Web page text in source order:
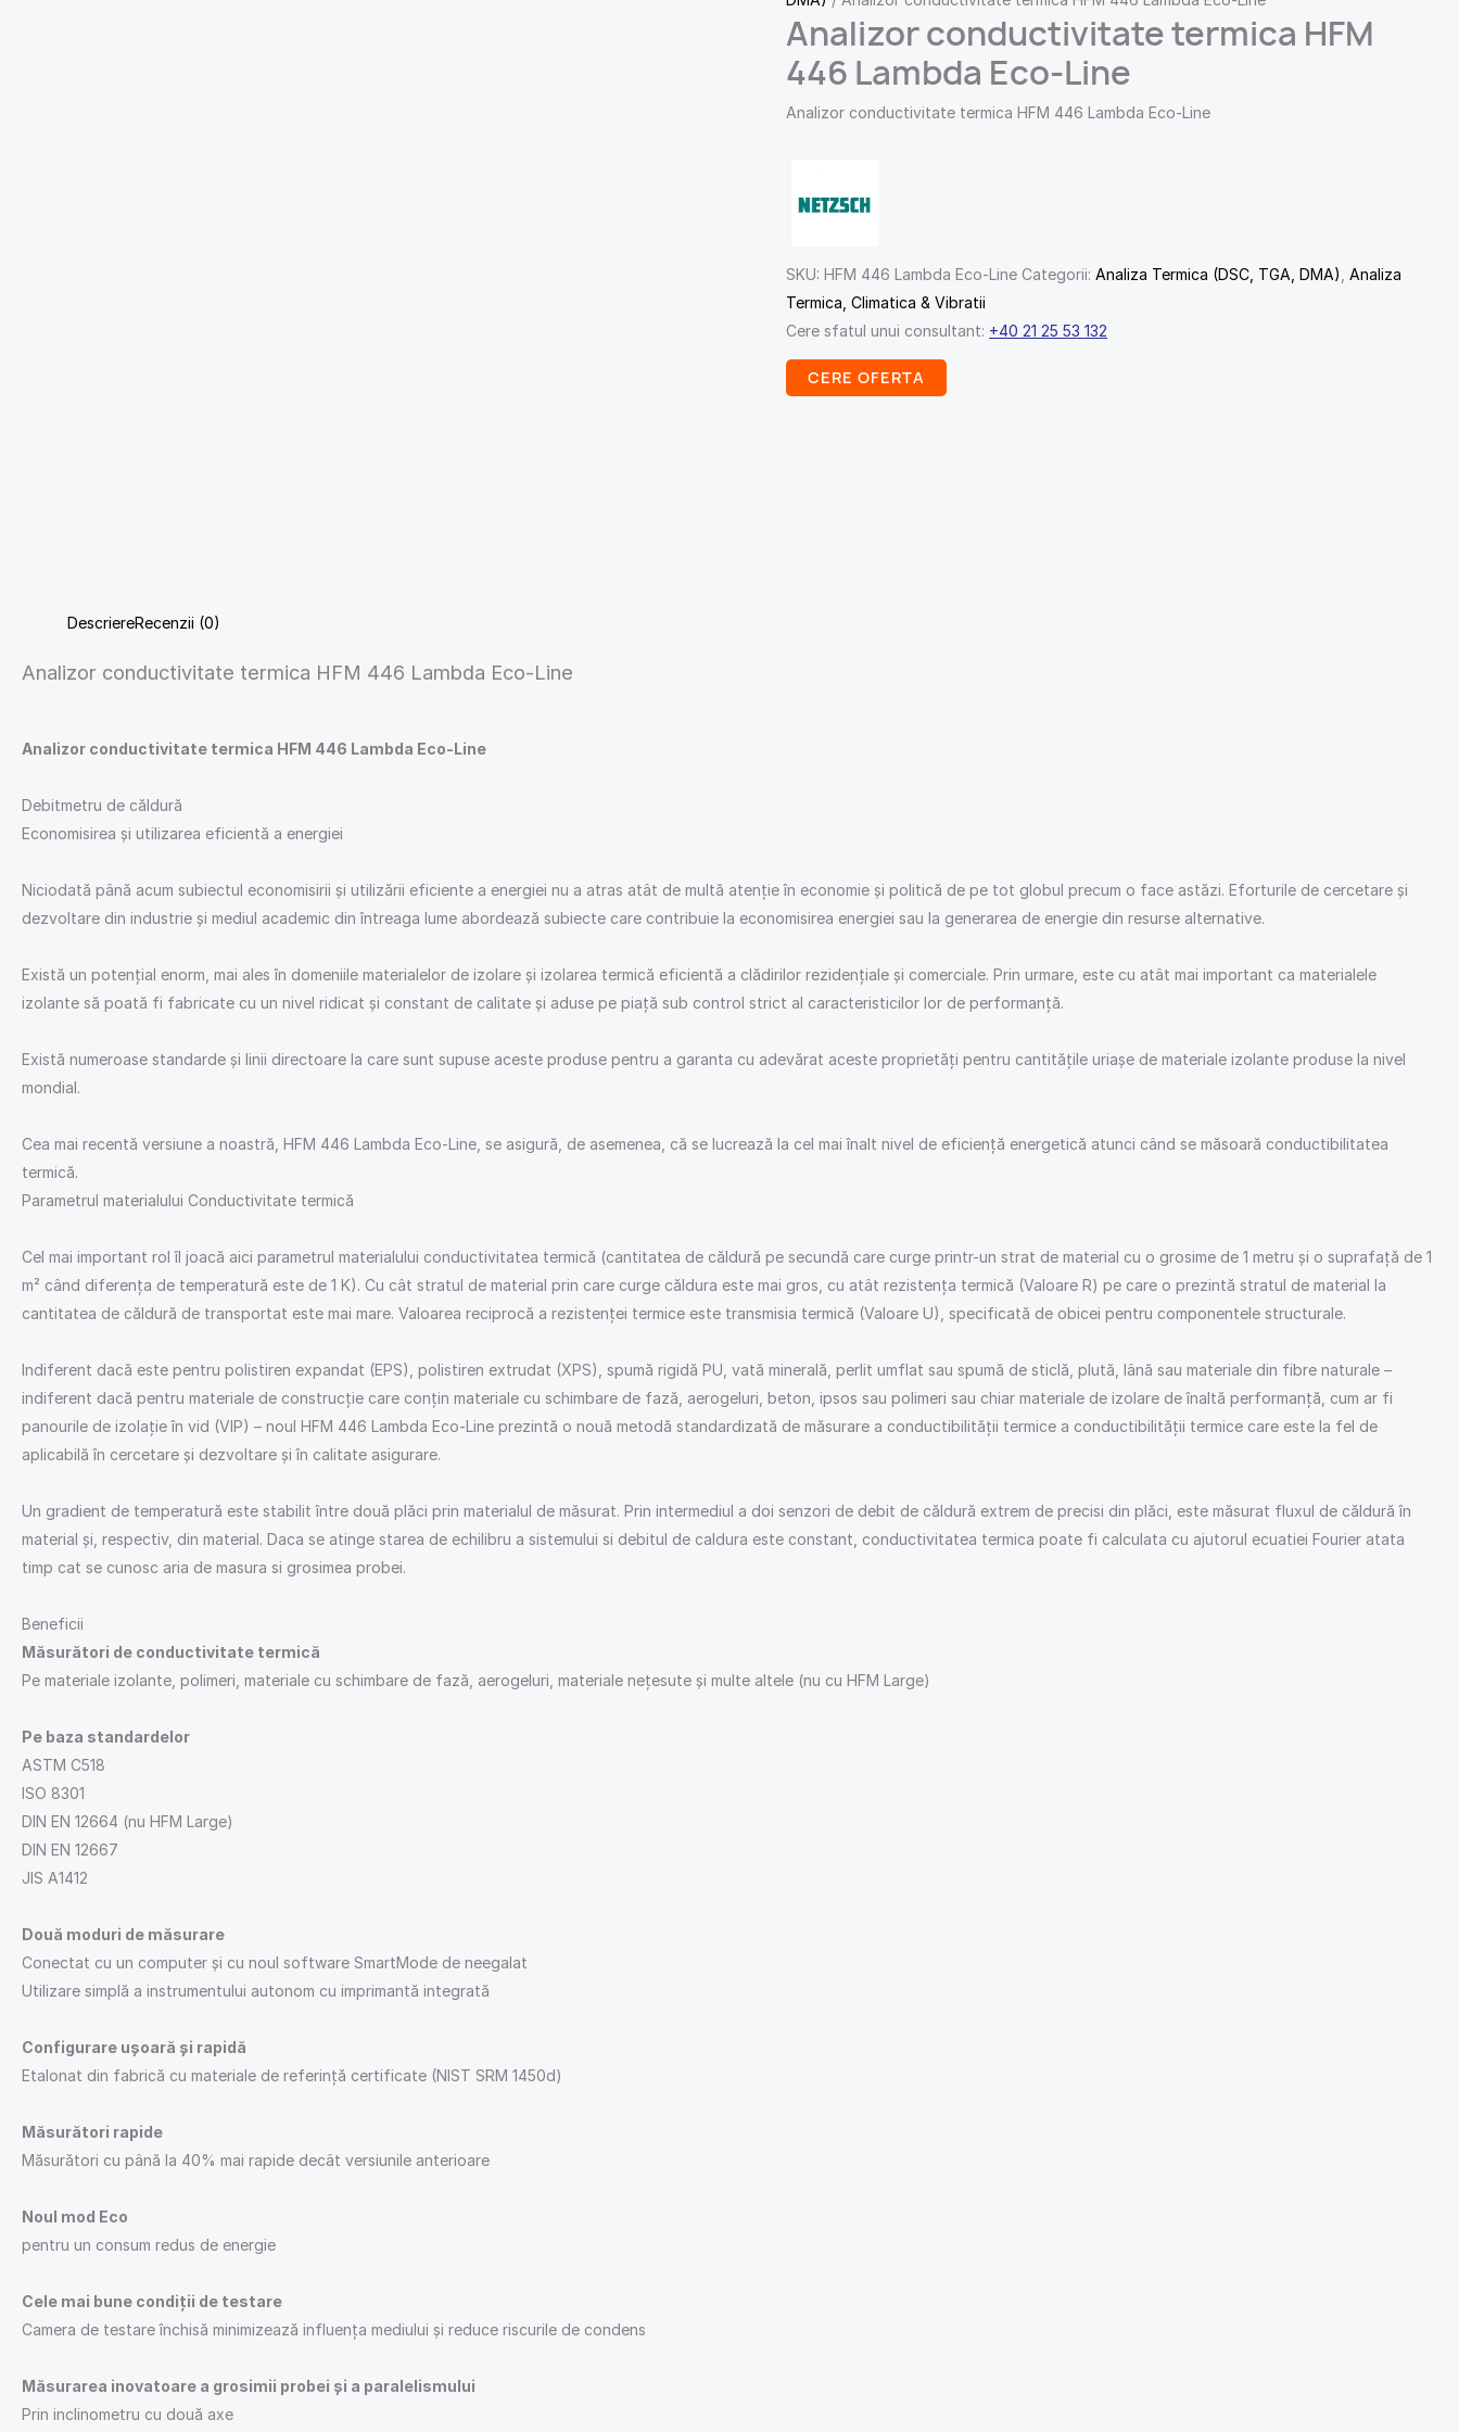
Analizor conductivitate termica HFM
446 Lambda Eco-Line
Analizor conductivitate termica HFM 446 Lambda Eco-Line
SKU:HFM 446 Lambda Eco-Line Categorii:Analiza Termica (DSC, TGA, DMA) ,Analiza
Termica, Climatica & Vibratii
Cere sfatul unui consultant: +40 21 25 53 132
CERE OFERTA
DescriereRecenzii (0)
Analizor conductivitate termica HFM 446 Lambda Eco-Line
Analizor conductivitate termica HFM 446 Lambda Eco-Line
Debitmetru de căldură
Economisirea și utilizarea eficientă a energiei
Niciodată până acum subiectul economisirii și utilizării eficiente a energiei nu a atras atât de multă atenție în economie și politică de pe tot globul precum o face astăzi. Eforturile de cercetare și
dezvoltare din industrie și mediul academic din întreaga lume abordează subiecte care contribuie la economisirea energiei sau la generarea de energie din resurse alternative.
Există un potențial enorm, mai ales în domeniile materialelor de izolare și izolarea termică eficientă a clădirilor rezidențiale și comerciale. Prin urmare, este cu atât mai important ca materialele
izolante să poată fi fabricate cu un nivel ridicat și constant de calitate și aduse pe piață sub control strict al caracteristicilor lor de performanță.
Există numeroase standarde și linii directoare la care sunt supuse aceste produse pentru a garanta cu adevărat aceste proprietăți pentru cantitățile uriașe de materiale izolante produse la nivel
mondial.
Cea mai recentă versiune a noastră, HFM 446 Lambda Eco-Line, se asigură, de asemenea, că se lucrează la cel mai înalt nivel de eficiență energetică atunci când se măsoară conductibilitatea
termică.
Parametrul materialului Conductivitate termică
Cel mai important rol îl joacă aici parametrul materialului conductivitatea termică (cantitatea de căldură pe secundă care curge printr-un strat de material cu o grosime de 1 metru și o suprafață de 1
m² când diferența de temperatură este de 1 K). Cu cât stratul de material prin care curge căldura este mai gros, cu atât rezistența termică (Valoare R) pe care o prezintă stratul de material la
cantitatea de căldură de transportat este mai mare. Valoarea reciprocă a rezistenței termice este transmisia termică (Valoare U), specificată de obicei pentru componentele structurale.
Indiferent dacă este pentru polistiren expandat (EPS), polistiren extrudat (XPS), spumă rigidă PU, vată minerală, perlit umflat sau spumă de sticlă, plută, lână sau materiale din fibre naturale –
indiferent dacă pentru materiale de construcție care conțin materiale cu schimbare de fază, aerogeluri, beton, ipsos sau polimeri sau chiar materiale de izolare de înaltă performanță, cum ar fi
panourile de izolație în vid (VIP) – noul HFM 446 Lambda Eco-Line prezintă o nouă metodă standardizată de măsurare a conductibilității termice a conductibilității termice care este la fel de
aplicabilă în cercetare și dezvoltare și în calitate asigurare.
Un gradient de temperatură este stabilit între două plăci prin materialul de măsurat. Prin intermediul a doi senzori de debit de căldură extrem de precisi din plăci, este măsurat fluxul de căldură în
material și, respectiv, din material. Daca se atinge starea de echilibru a sistemului si debitul de caldura este constant, conductivitatea termica poate fi calculata cu ajutorul ecuatiei Fourier atata
timp cat se cunosc aria de masura si grosimea probei.
Beneficii
Măsurători de conductivitate termică
Pe materiale izolante, polimeri, materiale cu schimbare de fază, aerogeluri, materiale nețesute și multe altele (nu cu HFM Large)
Pe baza standardelor
ASTM C518
ISO 8301
DIN EN 12664 (nu HFM Large)
DIN EN 12667
JIS A1412
Două moduri de măsurare
Conectat cu un computer și cu noul software SmartMode de neegalat
Utilizare simplă a instrumentului autonom cu imprimantă integrată
Configurare ușoară și rapidă
Etalonat din fabrică cu materiale de referință certificate (NIST SRM 1450d)
Măsurători rapide
Măsurători cu până la 40% mai rapide decât versiunile anterioare
Noul mod Eco
pentru un consum redus de energie
Cele mai bune condiții de testare
Camera de testare închisă minimizează influența mediului și reduce riscurile de condens
Măsurarea inovatoare a grosimii probei și a paralelismului
Prin inclinometru cu două axe